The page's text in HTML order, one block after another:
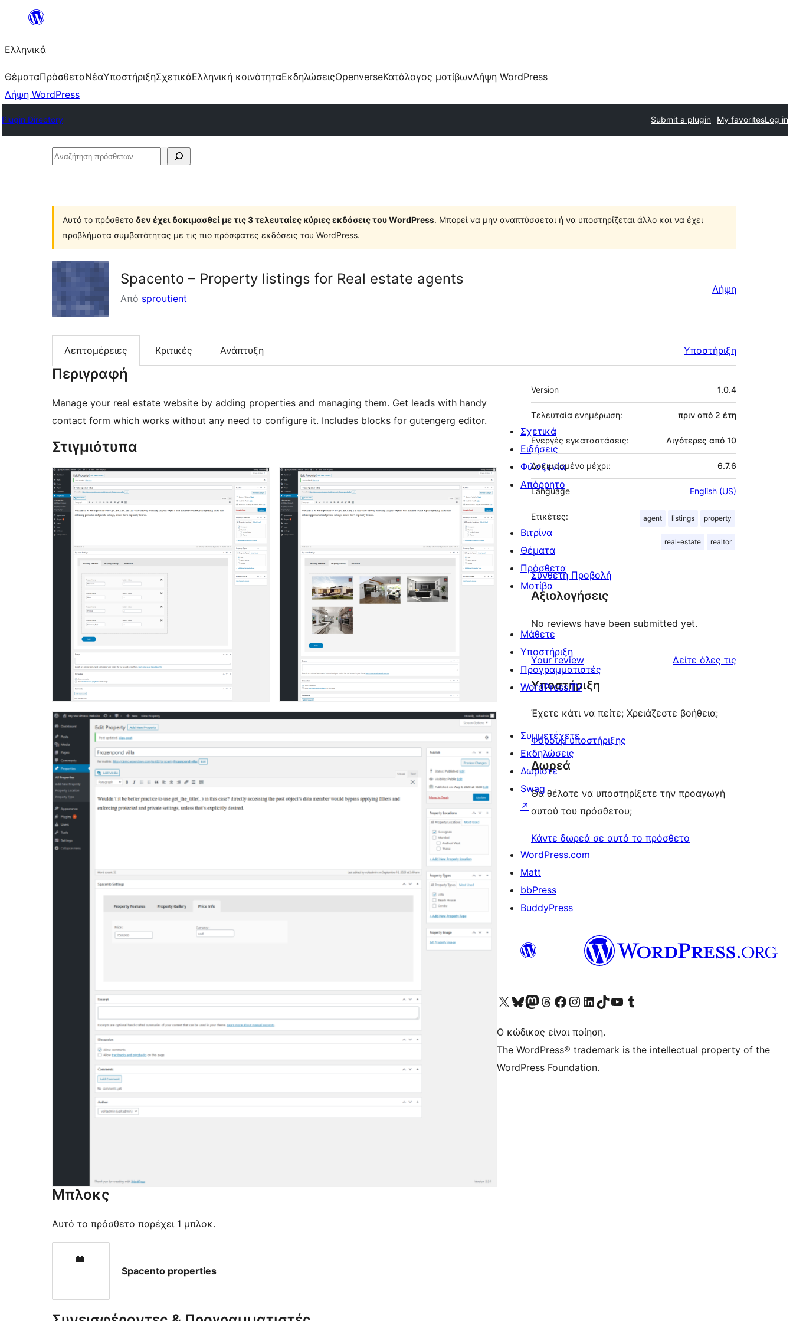
Μετάβαση
περιεχόμενο
Ελληνικά
ΘέματαΠρόσθεταΝέαΥποστήριξηΣχετικάΕλληνική κοινότηταΕκδηλώσειςOpenverseΚατάλογος μοτίβωνΛήψη WordPress
Λήψη WordPress
Plugin Directory Submit a plugin My favoritesLog in
Αναζήτηση
Αυτό το πρόσθετο δεν έχει δοκιμασθεί με τις 3 τελευταίες κύριες εκδόσεις του WordPress. Μπορεί να μην αναπτύσσεται ή να υποστηρίζεται άλλο και να έχει
προβλήματα συμβατότητας με τις πιο πρόσφατες εκδόσεις του WordPress.
Spacento – Property listings for Real estate agents
Από sproutient
Λήψη
Λεπτομέρειες Κριτικές Ανάπτυξη Υποστήριξη
Περιγραφή
Manage your real estate website by adding properties and managing them. Get leads with handy
contact form which works without any need to configure it. Includes blocks for gutengerg editor.
Στιγμιότυπα
Μπλοκς
Αυτό το πρόσθετο παρέχει 1 μπλοκ.
Spacento properties
Μεταστοιχεία
Version 1.0.4
Τελευταία ενημέρωση: πριν από 2 έτη
Ενεργές εγκαταστάσεις: Λιγότερες από 10
Δοκιμασμένο μέχρι: 6.7.6
Language English (US)
Ετικέτες: agent listings property
real-estate realtor
Σύνθετη Προβολή
Αξιολογήσεις
No reviews have been submitted yet.
Your review Δείτε όλες τις
Υποστήριξη
Έχετε κάτι να πείτε; Χρειάζεστε βοήθεια;
Φόρουμ υποστήριξης
Δωρεά
Θα θέλατε να υποστηρίξετε την προαγωγή
αυτού του πρόσθετου;
Κάντε δωρεά σε αυτό το πρόσθετο
Σχετικά
Ειδήσεις
Φιλοξενία
Απόρρητο
Βιτρίνα
Θέματα
Πρόσθετα
Μοτίβα
Μάθετε
Υποστήριξη
Προγραμματιστές
WordPress.TV
Συμμετέχετε
Εκδηλώσεις
Δωρίστε
Swag
↗
WordPress.com
Matt
bbPress
BuddyPress
Visit our X (formerly Twitter) account
Visit our Bluesky account
Επισκεφθείτε τον λογαριασμό μας στο Mastodon
Visit our Threads account
Επισκεφτείτε τη σελίδα μας στο Facebook
Επισκεφθείτε τον λογαριασμό μας Instagram
Επισκεφθείτε τον λογαριασμό μας LinkedIn
Visit our TikTok account
Visit our YouTube channel
Visit our Tumblr account
Ο κώδικας είναι ποίηση.
The WordPress® trademark is the intellectual property of the
WordPress Foundation.